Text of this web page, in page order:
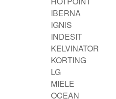
IBERNA
IGNIS
INDESIT
KELVINATOR
KORTING
LG
MIELE
OCEAN